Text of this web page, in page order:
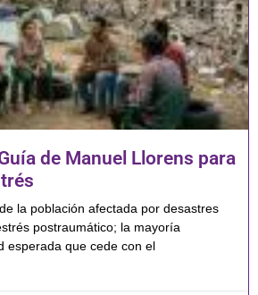
de Manuel Llorens para
la población afectada por desastres
postraumático; la mayoría
esperada que cede con el